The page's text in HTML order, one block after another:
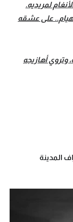
لمريديه.
على عشقه
وتروي أهازيجه
المدينة